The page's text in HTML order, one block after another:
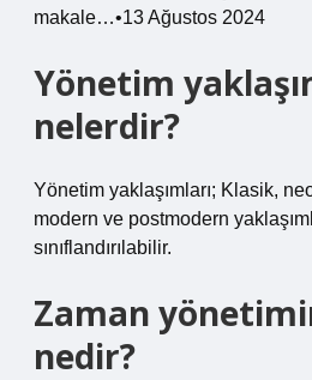
makale…•13 Ağustos 2024
Yönetim
nelerdir?
Yönetim yaklaşımları; Klasik,
modern ve postmodern
sınıflandırılabilir.
Zaman
nedir?